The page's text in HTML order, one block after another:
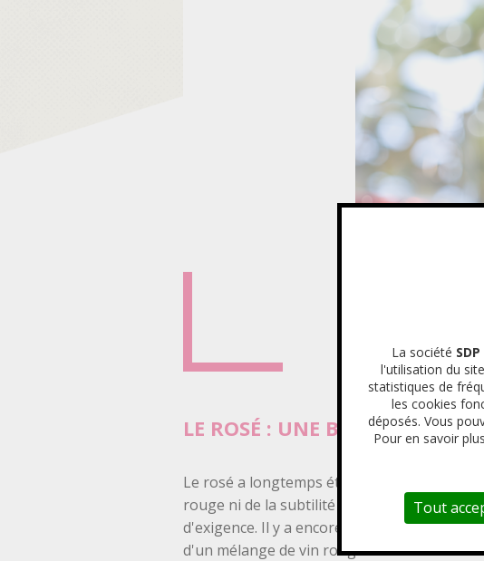
LE ROSÉ : UNE BOISSON
Le rosé a longtemps été méconnu du
rouge ni de la subtilité du vin blanc. Il était
d'exigence. Il y a encore quelques années,
d'un mélange de vin rouge et de vin blanc !
La société
l'utilisation du
statistiques de
les cookies
déposés. Vous
Pour en savoir
Tout